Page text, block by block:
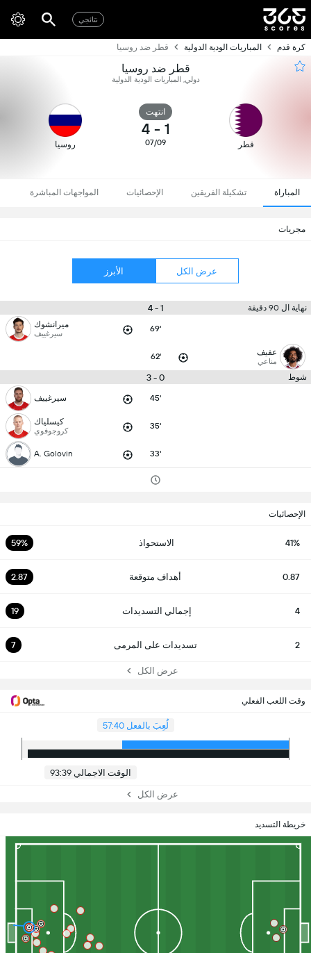
نتائجي
كرة قدم المباريات الودية الدولية قطر ضد روسيا
قطر ضد روسيا
دولي, المباريات الودية الدولية
قطر
انتهت
1
-
4
07/09 روسيا
المباراة تشكيلة الفريقين الإحصائيات المواجهات المباشرة
مجريات
عرض الكل الأبرز
نهاية ال 90 دقيقة 1 - 4
69' ميرانشوك
سيرغييف
عفيف
مناعي 62'
شوط 0 - 3
45' سيرغييف
35' كيسلياك
كروجوفوي
33'
A. Golovin
الإحصائيات
41% الاستحواذ 59%
0.87 أهداف متوقعة 2.87
4 إجمالي التسديدات 19
2 تسديدات على المرمى 7
عرض الكل
وقت اللعب الفعلي
لُعِبَ بالفعل 57:40
الوقت الاجمالي 93:39
عرض الكل
خريطة التسديد